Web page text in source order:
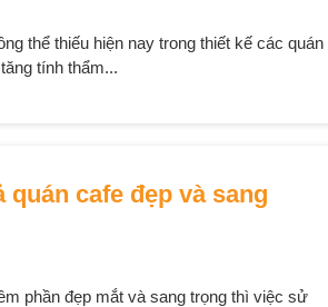
thể thiếu hiện nay trong thiết kế các quán
tính thẩm...
cafe đẹp và sang
phần đẹp mắt và sang trọng thì việc sử